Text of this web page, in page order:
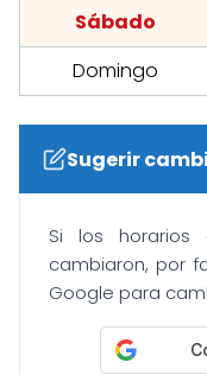
Sábado
Domingo
Sugerir
Si los
cambiaron, por
Google para